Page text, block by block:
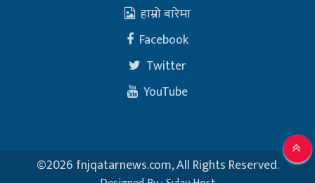
हाम्रो बारेमा
Facebook
Twitter
YouTube
©2026 fnjqatarnews.com, All Rights Reserved.